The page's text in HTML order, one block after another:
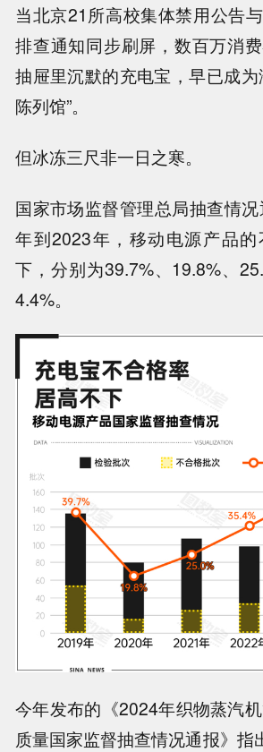
当北京21所高校集体禁用公告
排查通知同步刷屏，数百万消
抽屉里沉默的充电宝，早已成为
陈列馆”。
但冰冻三尺非一日之寒。
国家市场监督管理总局抽查情况
年到2023年，移动电源产品
下 ，分别为39.7%、19.8%、
4.4%。
今年发布的《2024年织物蒸汽
质量国家监督抽查情况通报》指